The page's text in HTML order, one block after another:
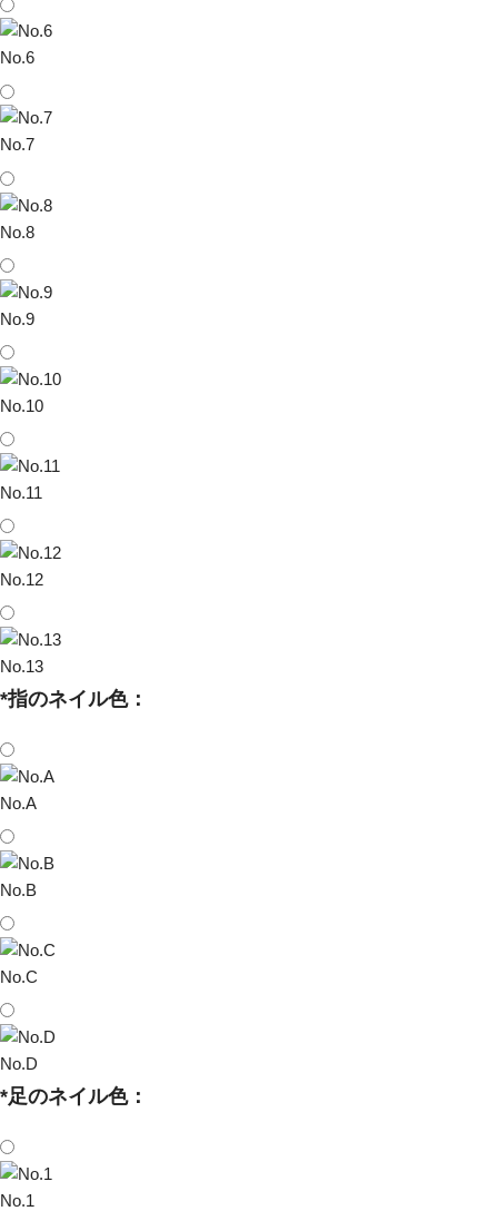
No.6
No.7
No.8
No.9
No.10
No.11
No.12
No.13
*指のネイル色：
No.A
No.B
No.C
No.D
*足のネイル色：
No.1